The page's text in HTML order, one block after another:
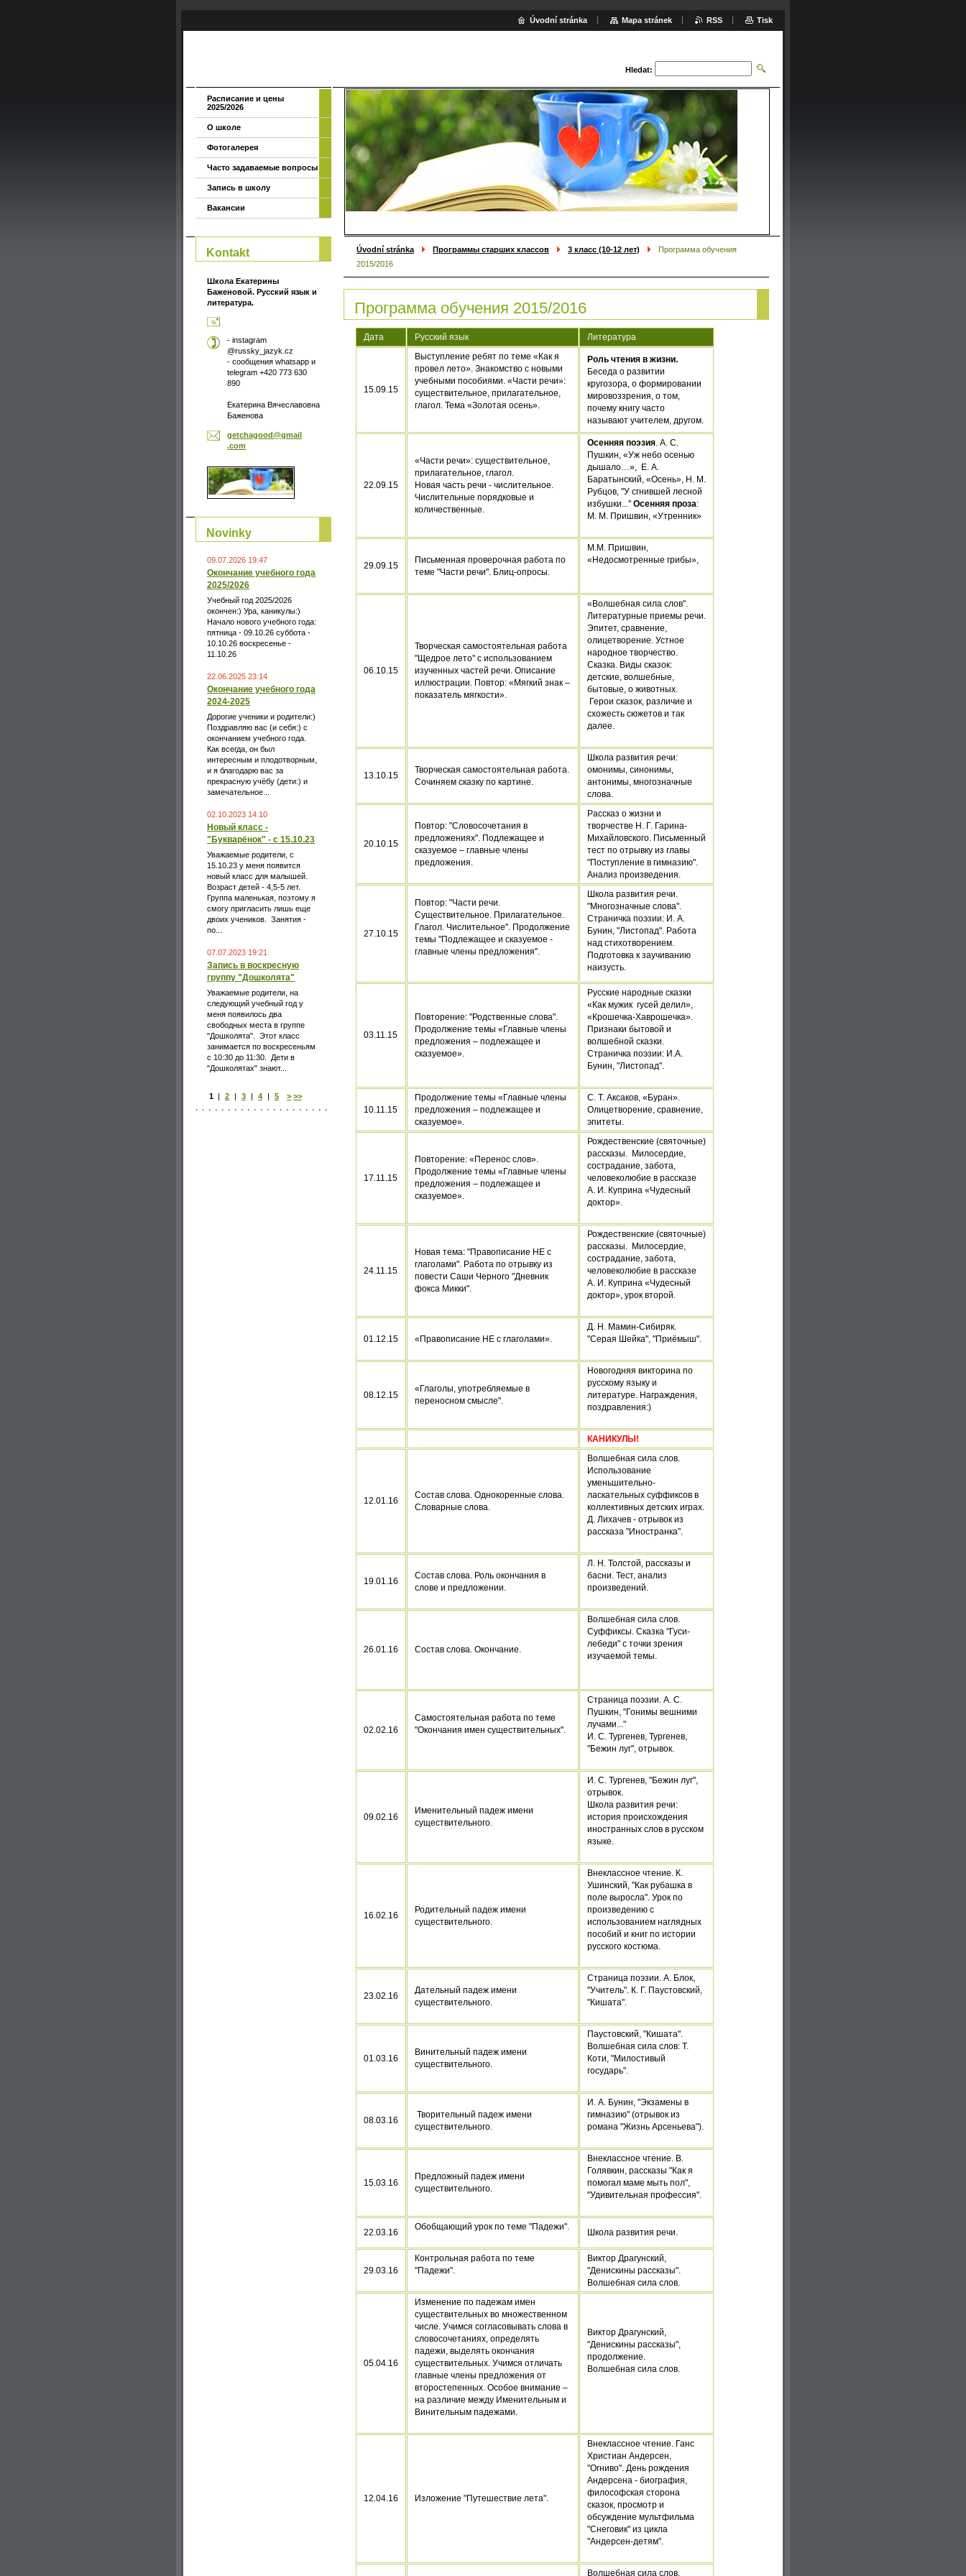
Hledat:
Úvodní stránka Программы старших классов 3 класс (10-12 лет)
Программа обучения
2015/2016
Программа обучения 2015/2016
Дата Русский язык Литература
15.09.15
Выступление ребят по теме «Как я
провел лето». Знакомство с новыми
учебными пособиями. «Части речи»:
существительное, прилагательное,
глагол. Тема «Золотая осень».
Роль чтения в жизни.
Беседа о развитии
кругозора, о формировании
мировоззрения, о том,
почему книгу часто
называют учителем, другом.
22.09.15
«Части речи»: существительное,
прилагательное, глагол.
Новая часть речи - числительное.
Числительные порядковые и
количественные.
Осенняя поэзия. А. С.
Пушкин, «Уж небо осенью
дышало…», Е. А.
Баратынский, «Осень», Н. М.
Рубцов, "У сгнившей лесной
избушки..." Осенняя проза:
М. М. Пришвин, «Утренник»
29.09.15
Письменная проверочная работа по
теме "Части речи". Блиц-опросы.
М.М. Пришвин,
«Недосмотренные грибы»,
06.10.15
Творческая самостоятельная работа
"Щедрое лето" с использованием
изученных частей речи. Описание
иллюстрации. Повтор: «Мягкий знак –
показатель мягкости».
«Волшебная сила слов".
Литературные приемы речи.
Эпитет, сравнение,
олицетворение. Устное
народное творчество.
Сказка. Виды сказок:
детские, волшебные,
бытовые, о животных.
Герои сказок, различие и
схожесть сюжетов и так
далее.
13.10.15
Творческая самостоятельная работа.
Сочиняем сказку по картине.
Школа развития речи:
омонимы, синонимы,
антонимы, многозначные
слова.
20.10.15
Повтор: "Словосочетания в
предложениях". Подлежащее и
сказуемое – главные члены
предложения.
Рассказ о жизни и
творчестве Н. Г. Гарина-
Михайловского. Письменный
тест по отрывку из главы
"Поступление в гимназию".
Анализ произведения.
27.10.15
Повтор: "Части речи.
Существительное. Прилагательное.
Глагол. Числительное". Продолжение
темы "Подлежащее и сказуемое -
главные члены предложения".
Школа развития речи.
"Многозначные слова".
Страничка поэзии: И. А.
Бунин, "Листопад". Работа
над стихотворением.
Подготовка к заучиванию
наизусть.
03.11.15
Повторение: "Родственные слова".
Продолжение темы «Главные члены
предложения – подлежащее и
сказуемое».
Русские народные сказки
«Как мужик гусей делил»,
«Крошечка-Хаврошечка».
Признаки бытовой и
волшебной сказки.
Страничка поэзии: И.А.
Бунин, "Листопад".
10.11.15
Продолжение темы «Главные члены
предложения – подлежащее и
сказуемое».
С. Т. Аксаков, «Буран».
Олицетворение, сравнение,
эпитеты.
17.11.15
Повторение: «Перенос слов».
Продолжение темы «Главные члены
предложения – подлежащее и
сказуемое».
Рождественские (святочные)
рассказы. Милосердие,
сострадание, забота,
человеколюбие в рассказе
А. И. Куприна «Чудесный
доктор».
24.11.15
Новая тема: "Правописание НЕ с
глаголами". Работа по отрывку из
повести Саши Черного "Дневник
фокса Микки".
Рождественские (святочные)
рассказы. Милосердие,
сострадание, забота,
человеколюбие в рассказе
А. И. Куприна «Чудесный
доктор», урок второй.
01.12.15 «Правописание НЕ с глаголами».
Д. Н. Мамин-Сибиряк.
"Серая Шейка", "Приёмыш".
08.12.15
«Глаголы, употребляемые в
переносном смысле".
Новогодняя викторина по
русскому языку и
литературе. Награждения,
поздравления:)
КАНИКУЛЫ!
12.01.16
Cостав слова. Однокоренные слова.
Словарные слова.
Волшебная сила слов.
Использование
уменьшительно-
ласкательных суффиксов в
коллективных детских играх.
Д. Лихачев - отрывок из
рассказа "Иностранка".
19.01.16
Состав слова. Роль окончания в
слове и предложении.
Л. Н. Толстой, рассказы и
басни. Тест, анализ
произведений.
26.01.16 Состав слова. Окончание.
Волшебная сила слов.
Суффиксы. Сказка "Гуси-
лебеди" с точки зрения
изучаемой темы.
02.02.16
Самостоятельная работа по теме
"Окончания имен существительных".
Страница поэзии. А. С.
Пушкин, "Гонимы вешними
лучами..."
И. С. Тургенев, Тургенев,
"Бежин луг", отрывок.
09.02.16
Именительный падеж имени
существительного.
И. С. Тургенев, "Бежин луг",
отрывок.
Школа развития речи:
история происхождения
иностранных слов в русском
языке.
16.02.16
Родительный падеж имени
существительного.
Внеклассное чтение. К.
Ушинский, "Как рубашка в
поле выросла". Урок по
произведению с
использованием наглядных
пособий и книг по истории
русского костюма.
23.02.16
Дательный падеж имени
существительного.
Страница поэзии. А. Блок,
"Учитель". К. Г. Паустовский,
"Кишата".
01.03.16
Винительный падеж имени
существительного.
Паустовский, "Кишата".
Волшебная сила слов: Т.
Коти, "Милостивый
государь".
08.03.16
Творительный падеж имени
существительного.
И. А. Бунин, "Экзамены в
гимназию" (отрывок из
романа "Жизнь Арсеньева").
15.03.16
Предложный падеж имени
существительного.
Внеклассное чтение. В.
Голявкин, рассказы "Как я
помогал маме мыть пол",
"Удивительная профессия".
22.03.16
Обобщающий урок по теме "Падежи".
Школа развития речи.
29.03.16
Контрольная работа по теме
"Падежи".
Виктор Драгунский,
"Денискины рассказы".
Волшебная сила слов.
05.04.16
Изменение по падежам имен
существительных во множественном
числе. Учимся согласовывать слова в
словосочетаниях, определять
падежи, выделять окончания
существительных. Учимся отличать
главные члены предложения от
второстепенных. Особое внимание –
на различие между Именительным и
Винительным падежами.
Виктор Драгунский,
"Денискины рассказы",
продолжение.
Волшебная сила слов.
12.04.16 Изложение "Путешествие лета".
Внеклассное чтение. Ганс
Христиан Андерсен,
"Огниво". День рождения
Андерсена - биография,
философская сторона
сказок, просмотр и
обсуждение мультфильма
"Снеговик" из цикла
"Андерсен-детям".
Волшебная сила слов.
Расписание и цены
2025/2026
О школе
Фотогалерея
Часто задаваемые вопросы
Запись в школу
Вакансии
Kontakt
Школа Екатерины
Баженовой. Русский язык и
литература.
- instagram
@russky_jazyk.cz
- сообщения whatsapp и
telegram +420 773 630
890
Екатерина Вячеславовна
Баженова
getchagood@gmail
.com
Novinky
09.07.2026 19:47
Окончание учебного года
2025/2026
Учебный год 2025/2026
окончен:) Ура, каникулы:)
Начало нового учебного года:
пятница - 09.10.26 суббота -
10.10.26 воскресенье -
11.10.26
22.06.2025 23:14
Окончание учебного года
2024-2025
Дорогие ученики и родители:)
Поздравляю вас (и себя:) с
окончанием учебного года.
Как всегда, он был
интересным и плодотворным,
и я благодарю вас за
прекрасную учёбу (дети:) и
замечательное...
02.10.2023 14:10
Новый класс -
"Букварёнок" - с 15.10.23
Уважаемые родители, с
15.10.23 у меня появится
новый класс для малышей.
Возраст детей - 4,5-5 лет.
Группа маленькая, поэтому я
смогу пригласить лишь еще
двоих учеников. Занятия -
по...
07.07.2023 19:21
Запись в воскресную
группу "Дошколята"
Уважаемые родители, на
следующий учебный год у
меня появилось два
свободных места в группе
"Дошколята". Этот класс
занимается по воскресеньям
с 10:30 до 11:30. Дети в
"Дошколятах" знают...
1 | 2 | 3 | 4 | 5 > >>
Úvodní stránka Mapa stránek RSS Tisk